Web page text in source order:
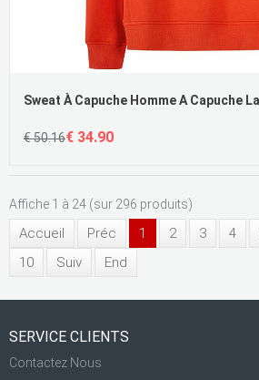
€ 50.16€ 34.90
Affiche 1 à 24 (sur 296 produits)
Accueil Préc 1 2 3 4
10
Suiv End
SERVICE CLIENTS
Contactez Nous